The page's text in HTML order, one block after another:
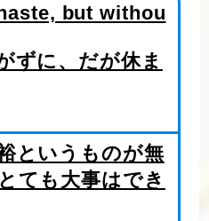
but withou
ずに、だが休ま
というものが無
ても大事はでき